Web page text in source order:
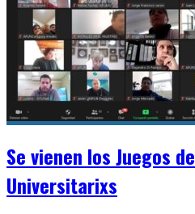
Se vienen los Juegos
Universitarixs